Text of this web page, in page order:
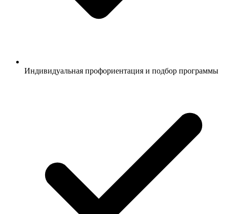
Индивидуальная профориентация и подбор программы